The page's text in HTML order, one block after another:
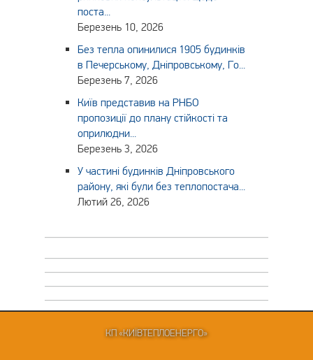
поста...
Березень 10, 2026
Без тепла опинилися 1905 будинків
в Печерському, Дніпровському, Го...
Березень 7, 2026
Київ представив на РНБО
пропозиції до плану стійкості та
оприлюдни...
Березень 3, 2026
У частині будинків Дніпровського
району, які були без теплопостача...
Лютий 26, 2026
КП «КИЇВТЕПЛОЕНЕРГО»